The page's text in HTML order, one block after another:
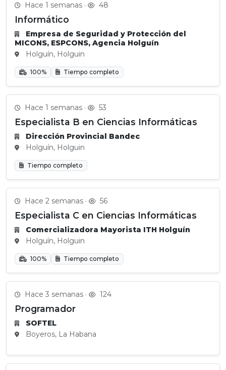
Hace 1 semanas · 48
Informático
Empresa de Seguridad y Protección del
MICONS, ESPCONS, Agencia Holguín
Holguín, Holguin
100% Tiempo completo
Hace 1 semanas · 53
Especialista B en Ciencias Informáticas
Dirección Provincial Bandec
Holguín, Holguin
Tiempo completo
Hace 2 semanas · 56
Especialista C en Ciencias Informáticas
Comercializadora Mayorista ITH Holguín
Holguín, Holguin
100% Tiempo completo
Hace 3 semanas · 124
Programador
SOFTEL
Boyeros, La Habana